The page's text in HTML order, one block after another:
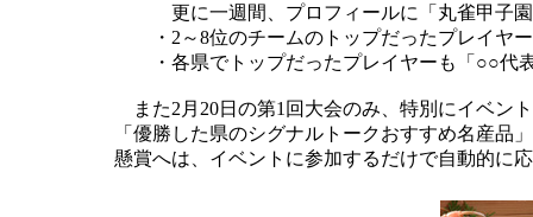
更に一週間、プロフィールに「丸雀甲子園
・2～8位のチームのトップだったプレイヤー
・各県でトップだったプレイヤーも「○○代
また2月20日の第1回大会のみ、特別にイベン
「優勝した県のシグナルトークおすすめ名産品
懸賞へは、イベントに参加するだけで自動的に